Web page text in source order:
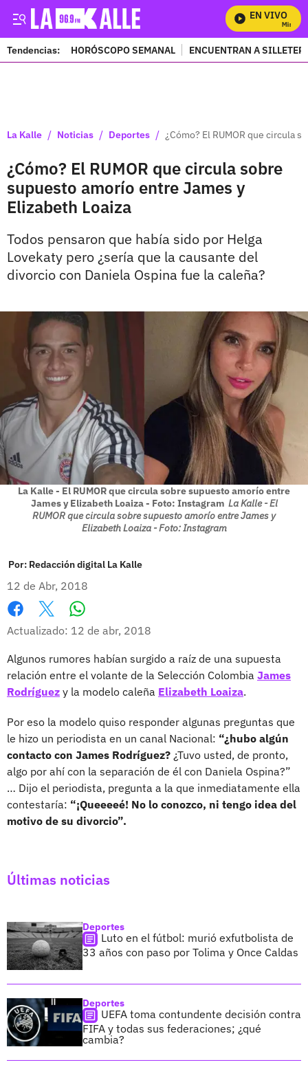
EN VIVO
Mira
Tendencias: HORÓSCOPO SEMANAL ENCUENTRAN A
La Kalle / Noticias / Deportes / ¿Cómo? El RUMOR que circula
¿Cómo? El RUMOR que circula sobre
supuesto amorío entre James y
Elizabeth Loaiza
Todos pensaron que había sido por Helga
Lovekaty pero ¿sería que la causante del
divorcio con Daniela Ospina fue la caleña?
La Kalle - El RUMOR que circula sobre supuesto amorío entre
James y Elizabeth Loaiza - Foto: Instagram La Kalle - El
RUMOR que circula sobre supuesto amorío entre James y
Elizabeth Loaiza - Foto: Instagram
Por: Redacción digital La Kalle
12 de Abr, 2018
Facebook
X
Actualizado: 12 de abr, 2018
Algunos rumores habían surgido a raíz de una supuesta
relación entre el volante de la Selección Colombia James
Rodríguez y la modelo caleña Elizabeth Loaiza.
Por eso la modelo quiso responder algunas preguntas que
le hizo un periodista en un canal Nacional: “¿hubo algún
contacto con James Rodríguez? ¿Tuvo usted, de pronto,
algo por ahí con la separación de él con Daniela Ospina?”
… Dijo el periodista, pregunta a la que inmediatamente ella
contestaría: “¡Queeeeé! No lo conozco, ni tengo idea del
motivo de su divorcio”.
Últimas noticias
Deportes
Luto en el fútbol: murió exfutbolista de
33 años con paso por Tolima y Once Caldas
Deportes
UEFA toma contundente decisión contra
FIFA y todas sus federaciones; ¿qué
cambia?